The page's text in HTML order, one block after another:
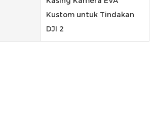
Kustom untuk Tindakan
DJI 2